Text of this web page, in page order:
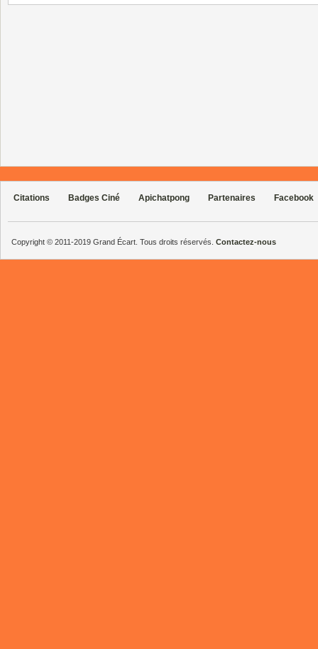
Citations Badges Ciné Apichatpong Partenaires Facebook
Copyright © 2011-2019 Grand Écart. Tous droits réservés. Contactez-nous